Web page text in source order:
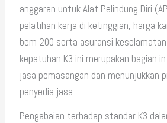
anggaran untuk Alat Pelindung Diri
pelatihan kerja di ketinggian, harga
bem 200 serta asuransi
kepatuhan K3 ini merupakan bagian
jasa pemasangan dan menunjukkan
penyedia jasa.
Pengabaian terhadap standar K3